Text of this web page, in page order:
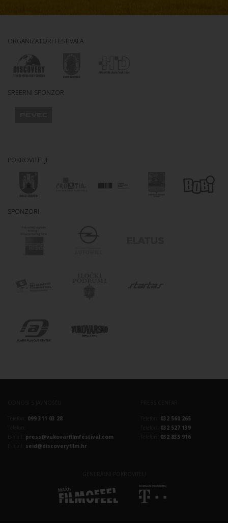
ORGANIZATORI FESTIVALA
SREBRNI SPONZOR
POKROVITELJI
SPONZORI
099 311 03 28
press@vukovarfilmfestival.com
seid@discoveryfilm.hr
032 560 265
032 527 139
032 835 916